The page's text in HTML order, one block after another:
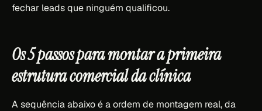
fechar leads que ninguém qualificou.
Os 5 passos para montar a primeira
estrutura comercial da clínica
A sequência abaixo é a ordem de montagem real, da